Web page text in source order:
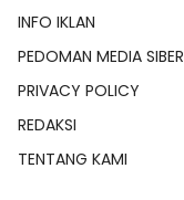
INFO IKLAN
PEDOMAN MEDIA SIBER
PRIVACY POLICY
REDAKSI
TENTANG KAMI